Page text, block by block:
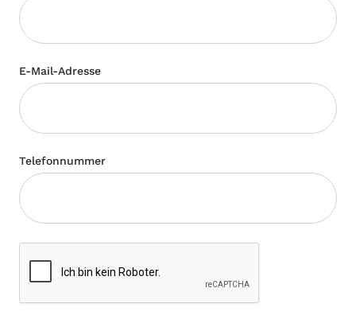
E-Mail-Adresse
Telefonnummer